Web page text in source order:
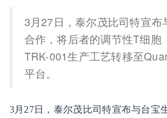
3月27日，泰尔茂比司特宣布
合作，将后者的调节性T细胞
TRK-001生产工艺转移至
平台。
3月27日，泰尔茂比司特宣布与台宝